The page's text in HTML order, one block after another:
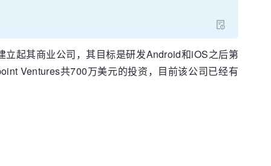
起其商业公司，其目标是研发Android和iOS之后第
Ventures共700万美元的投资，目前该公司已经有